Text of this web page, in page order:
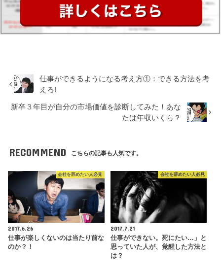
仕事ができるようになる考え方①：できる方法を考
えろ!
新卒３年目が自分の市場価値を診断してみた！あな
たは年収いくら？
RECOMMEND こちらの記事も人気です。
会社を辞めたい人必見
2017.6.26
仕事が楽しくないのは当たり前な
のか？！
会社を辞めたい人必見
2017.7.21
仕事ができない。死にたい…」と
思っていた人が、覚醒した方法と
は？